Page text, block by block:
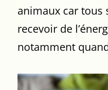
animaux car tous
recevoir de
notamment